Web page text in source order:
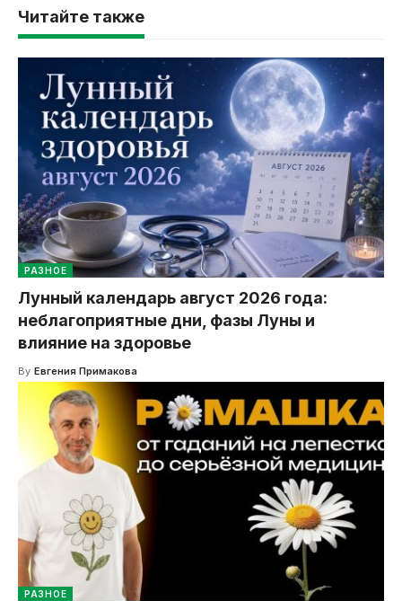
Читайте также
РАЗНОЕ
Лунный календарь август 2026 года:
неблагоприятные дни, фазы Луны и
влияние на здоровье
By Евгения Примакова
РАЗНОЕ